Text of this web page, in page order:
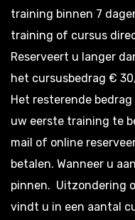
training binnen 7
training of cursus
Reserveert u langer
het cursusbedrag €
Het resterende
uw eerste training te
mail of online
betalen. Wanneer u
pinnen. Uitzondering
vindt u in een aantal